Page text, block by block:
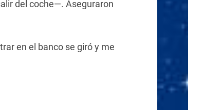
del coche—. Aseguraron
en el banco se giró y me